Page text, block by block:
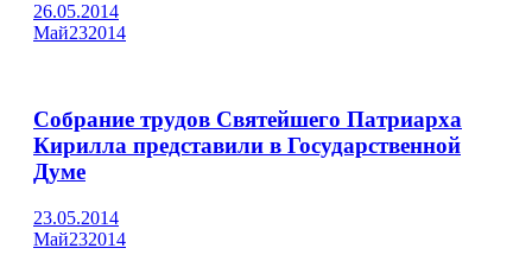
26.05.2014
Май232014
Собрание трудов Святейшего Патриарха
Кирилла представили в Государственной
Думе
23.05.2014
Май232014